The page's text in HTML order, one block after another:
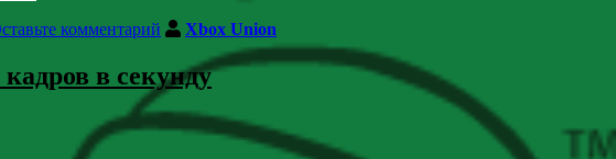
комментарий Xbox Union
в секунду